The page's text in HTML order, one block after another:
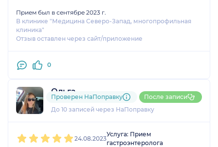
Прием был в сентябре 2023 г.
В клинике "Медицина Северо-Запад, многопрофильная
клиника"
Отзыв оставлен через сайт/приложение
0
Ольга
1 отзыви1 оценка
До 10 записей через НаПоправку
Проверен НаПоправку После записи
24.08.2023
Услуга: Прием
гастроэнтеролога